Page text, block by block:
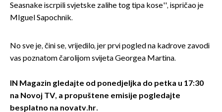
Seasnake iscrpili svjetske zalihe tog tipa kose'', ispričao je
MIguel Sapochnik.
No sve je, čini se, vrijedilo, jer prvi pogled na kadrove zavodi
vas poznatom čarolijom svijeta Georgea Martina.
IN Magazin gledajte od ponedjeljka do petka u 17:30
na Novoj TV, a propuštene emisije pogledajte
besplatno na novatv.hr.